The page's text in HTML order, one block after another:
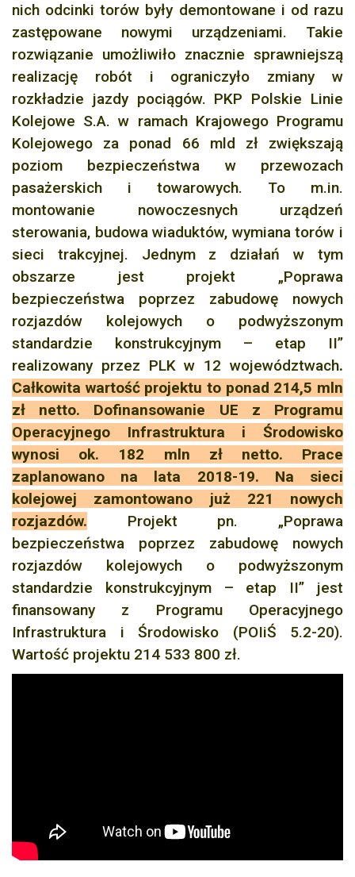
nich odcinki torów były demontowane i od razu
zastępowane nowymi urządzeniami. Takie
rozwiązanie umożliwiło znacznie sprawniejszą
realizację robót i ograniczyło zmiany w
rozkładzie jazdy pociągów. PKP Polskie Linie
Kolejowe S.A. w ramach Krajowego Programu
Kolejowego za ponad 66 mld zł zwiększają
poziom bezpieczeństwa w przewozach
pasażerskich i towarowych. To m.in.
montowanie nowoczesnych urządzeń
sterowania, budowa wiaduktów, wymiana torów i
sieci trakcyjnej. Jednym z działań w tym
obszarze jest projekt „Poprawa
bezpieczeństwa poprzez zabudowę nowych
rozjazdów kolejowych o podwyższonym
standardzie konstrukcyjnym – etap II”
realizowany przez PLK w 12 województwach.
Całkowita wartość projektu to ponad 214,5 mln
zł netto. Dofinansowanie UE z Programu
Operacyjnego Infrastruktura i Środowisko
wynosi ok. 182 mln zł netto. Prace
zaplanowano na lata 2018-19. Na sieci
kolejowej zamontowano już 221 nowych
rozjazdów. Projekt pn. „Poprawa
bezpieczeństwa poprzez zabudowę nowych
rozjazdów kolejowych o podwyższonym
standardzie konstrukcyjnym – etap II” jest
finansowany z Programu Operacyjnego
Infrastruktura i Środowisko (POIiŚ 5.2-20).
Wartość projektu 214 533 800 zł.